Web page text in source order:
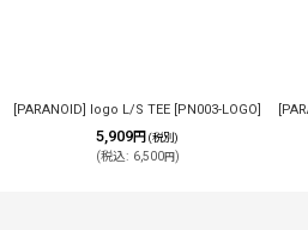
[PARANOID] logo L/S TEE [PN003-LOGO]
5,909円 (税別)
(税込: 6,500円)